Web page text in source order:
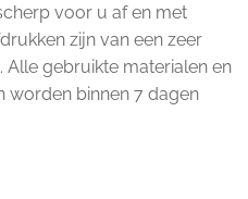
voor u af en met
zijn van een zeer
gebruikte materialen en
worden binnen 7 dagen